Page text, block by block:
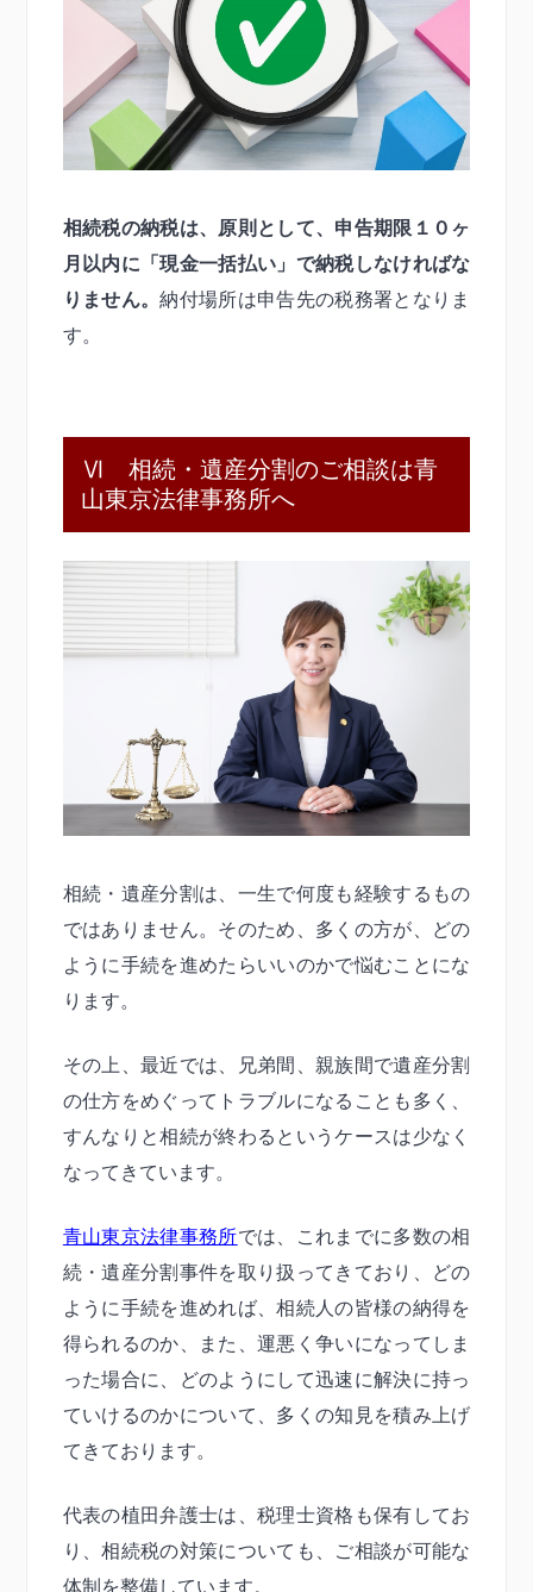
相続税の納税は、原則として、申告期限１０ヶ
月以内に「現金一括払い」で納税しなければな
りません。納付場所は申告先の税務署となりま
す。
Ⅵ 相続・遺産分割のご相談は青
山東京法律事務所へ
相続・遺産分割は、一生で何度も経験するもの
ではありません。そのため、多くの方が、どの
ように手続を進めたらいいのかで悩むことにな
ります。
その上、最近では、兄弟間、親族間で遺産分割
の仕方をめぐってトラブルになることも多く、
すんなりと相続が終わるというケースは少なく
なってきています。
青山東京法律事務所では、これまでに多数の相
続・遺産分割事件を取り扱ってきており、どの
ように手続を進めれば、相続人の皆様の納得を
得られるのか、また、運悪く争いになってしま
った場合に、どのようにして迅速に解決に持っ
ていけるのかについて、多くの知見を積み上げ
てきております。
代表の植田弁護士は、税理士資格も保有してお
り、相続税の対策についても、ご相談が可能な
体制を整備しています。